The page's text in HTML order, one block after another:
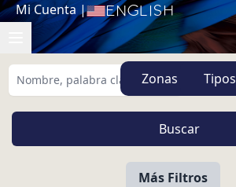
Mi Cuenta | English
Zonas Tipos
Más Filtros